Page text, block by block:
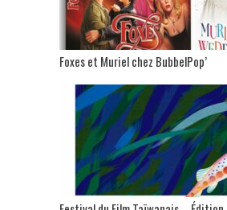
Foxes et Muriel chez BubbelPop’